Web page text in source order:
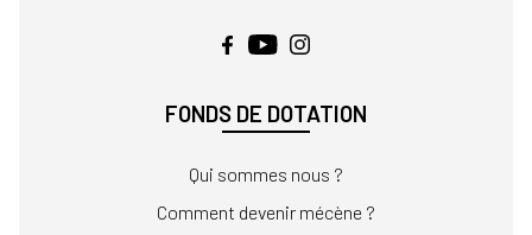
FONDS DE DOTATION
Qui sommes nous ?
Comment devenir mécène ?